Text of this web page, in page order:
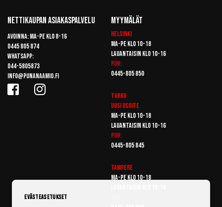
Nettikaupan Asiakaspalvelu
Avoinna: Ma-pe klo 8-16
0445 805 874
Whatsapp:
044-5805873
info@punanaamio.fi
Myymälät
Helsinki
Ma-pe klo 10-18
Lauantaisin klo 10-16
Puh:
0445-805 850
Turku
Uusi osoite
Ma-pe klo 10-18
Lauantaisin klo 10-16
Puh:
0445-805 845
Tampere
Ma-pe klo 10-18
Evästeasetukset